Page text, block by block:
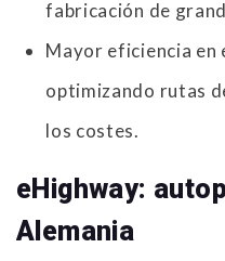
fabricación de
Mayor eficiencia en
optimizando rutas
los costes.
eHighway:
Alemania